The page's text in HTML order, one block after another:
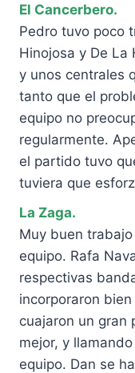
El Cancerbero.
Pedro tuvo poco
Hinojosa y De La
y unos centrales
tanto que el
equipo no
regularmente.
el partido tuvo
tuviera que
La Zaga.
Muy buen
equipo. Rafa
respectivas
incorporaron
cuajaron un gran
mejor, y
equipo. Dan se